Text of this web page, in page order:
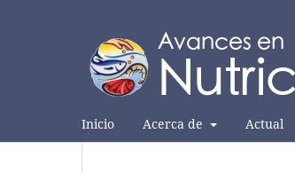
Inicio Acerca de Actual